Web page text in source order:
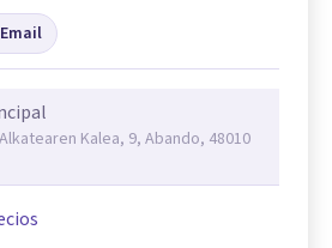
Email
Kalea, 9, Abando, 48010